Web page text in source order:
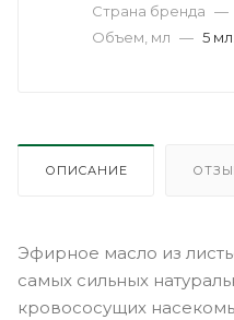
Страна бренда —
Объем, мл — 5 мл.
ОПИСАНИЕ
Эфирное масло из
самых сильных
кровососущих